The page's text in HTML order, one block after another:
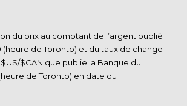
du prix au comptant de l’argent publié
(heure de Toronto) et du taux de change
$CAN que publie la Banque du
de Toronto) en date du